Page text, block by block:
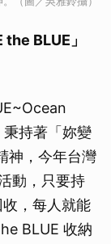
BLUE」
持著「妳變
神，今年台灣
動，只要持
，每人就能
BLUE 收納